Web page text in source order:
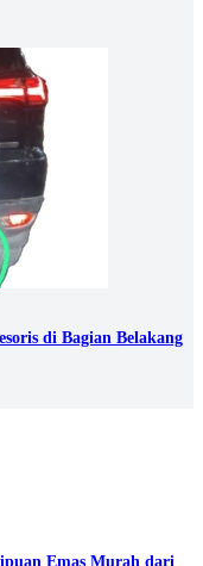
di Bagian Belakang
Emas Murah dari